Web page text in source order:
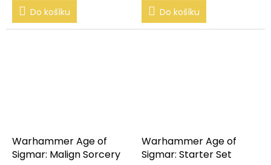
Do košíku Do košíku
Warhammer Age of
Sigmar: Malign Sorcery
Warhammer Age of
Sigmar: Starter Set